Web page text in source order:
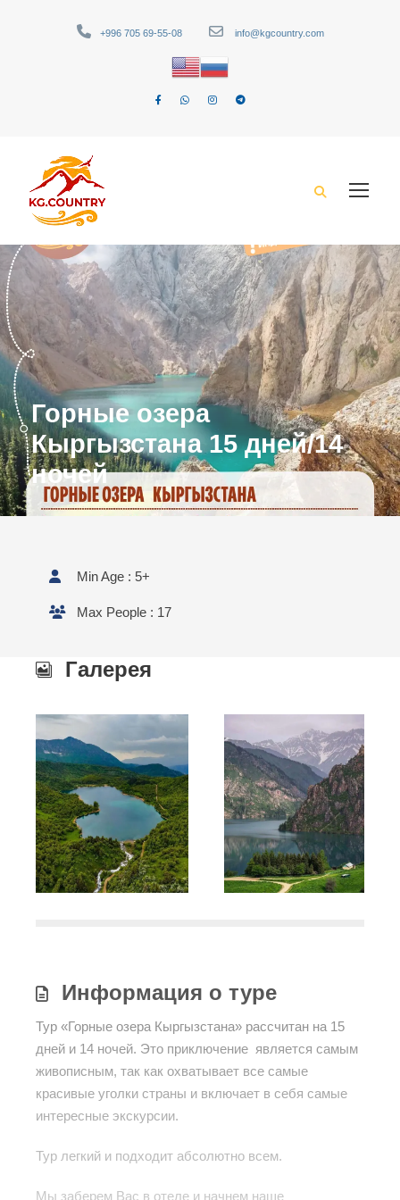
+996 705 69-55-08 info@kgcountry.com
Горные озера
Кыргызстана 15 дней/14
ночей
Min Age : 5+
Max People : 17
Галерея
Информация о туре
Тур «Горные озера Кыргызстана» рассчитан на 15
дней и 14 ночей. Это приключение является самым
живописным, так как охватывает все самые
красивые уголки страны и включает в себя самые
интересные экскурсии.
Тур легкий и подходит абсолютно всем.
Мы заберем Вас в отеле и начнем наше